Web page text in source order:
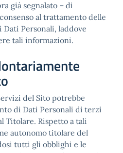
già segnalato – di
al trattamento delle
Personali, laddove
tali informazioni.
del Sito potrebbe
di Dati Personali di terzi
Titolare. Rispetto a tali
autonomo titolare del
tutti gli obblighi e le